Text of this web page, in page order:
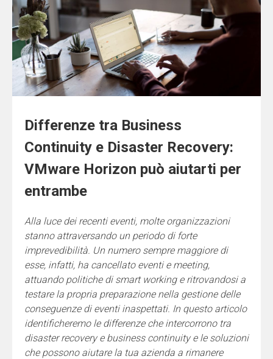
Differenze tra Business
Continuity e Disaster Recovery:
VMware Horizon può aiutarti per
entrambe
Alla luce dei recenti eventi, molte organizzazioni
stanno attraversando un periodo di forte
imprevedibilità. Un numero sempre maggiore di
esse, infatti, ha cancellato eventi e meeting,
attuando politiche di smart working e ritrovandosi a
testare la propria preparazione nella gestione delle
conseguenze di eventi inaspettati. In questo articolo
identificheremo le differenze che intercorrono tra
disaster recovery e business continuity e le soluzioni
che possono aiutare la tua azienda a rimanere